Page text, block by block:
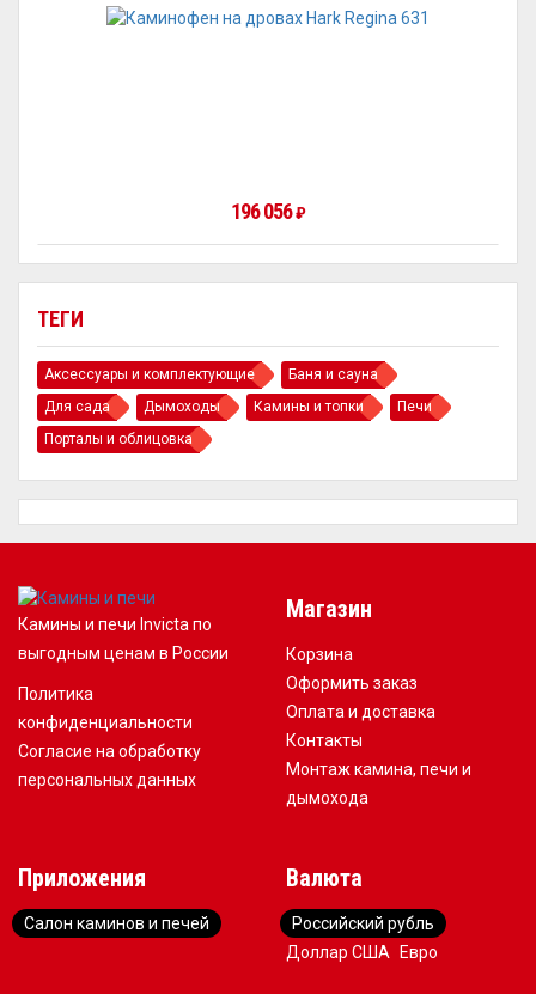
ТЕГИ
Аксессуары и комплектующие
Баня и сауна
Для сада
Дымоходы Камины и топки
Печи
Порталы и облицовка
196 056₽
Камины и печи Invicta по
выгодным ценам в России
Политика
конфиденциальности
Согласие на обработку
персональных данных
Магазин
Корзина
Оформить заказ
Оплата и доставка
Контакты
Монтаж камина, печи и
дымохода
Приложения
Салон каминов и печей
Валюта
Российский рубль
Доллар США
Евро